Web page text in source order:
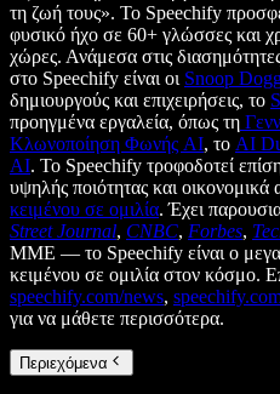
τη ζωή τους». Το Speechify
φυσικό ήχο σε 60+ γλώσσες και
χώρες. Ανάμεσα στις
στο Speechify είναι οι Snoop
δημιουργούς και επιχειρήσεις, το
προηγμένα εργαλεία, όπως τη
Κλωνοποίηση Φωνής AI, το AI
AI. Το Speechify τροφοδοτεί
υψηλής ποιότητας και οικονομικά
κειμένου σε ομιλία. Έχει
Street Journal, CNBC, Forbes,
ΜΜΕ — το Speechify είναι ο
κειμένου σε ομιλία στον κόσμο.
speechify.com/news,
για να μάθετε περισσότερα.
Περιεχόμενα